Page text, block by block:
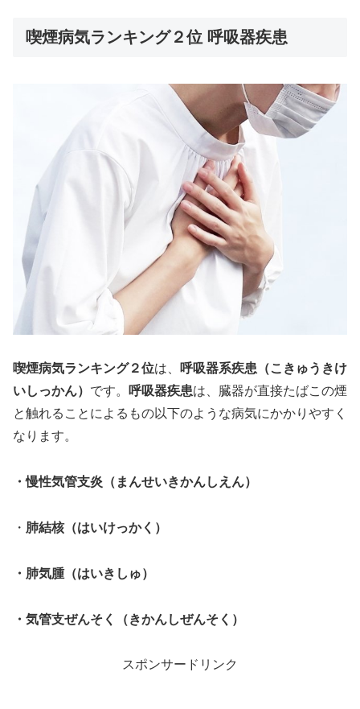
喫煙病気ランキング２位 呼吸器疾患
喫煙病気ランキング２位は、 呼吸器系疾患（こきゅうきけ
いしっかん） です。 呼吸器疾患は、臓器が直接たばこの煙
と触れることによるもの以下のような病気にかかりやすく
なります。
・慢性気管支炎（まんせいきかんしえん）
・ 肺結核（はいけっかく）
・ 肺気腫（はいきしゅ）
・ 気管支ぜんそく（きかんしぜんそく）
スポンサードリンク